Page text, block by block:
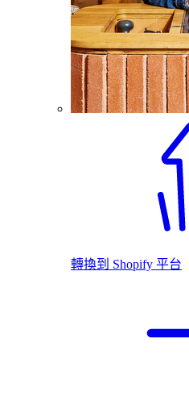
轉換到 Shopify 平台